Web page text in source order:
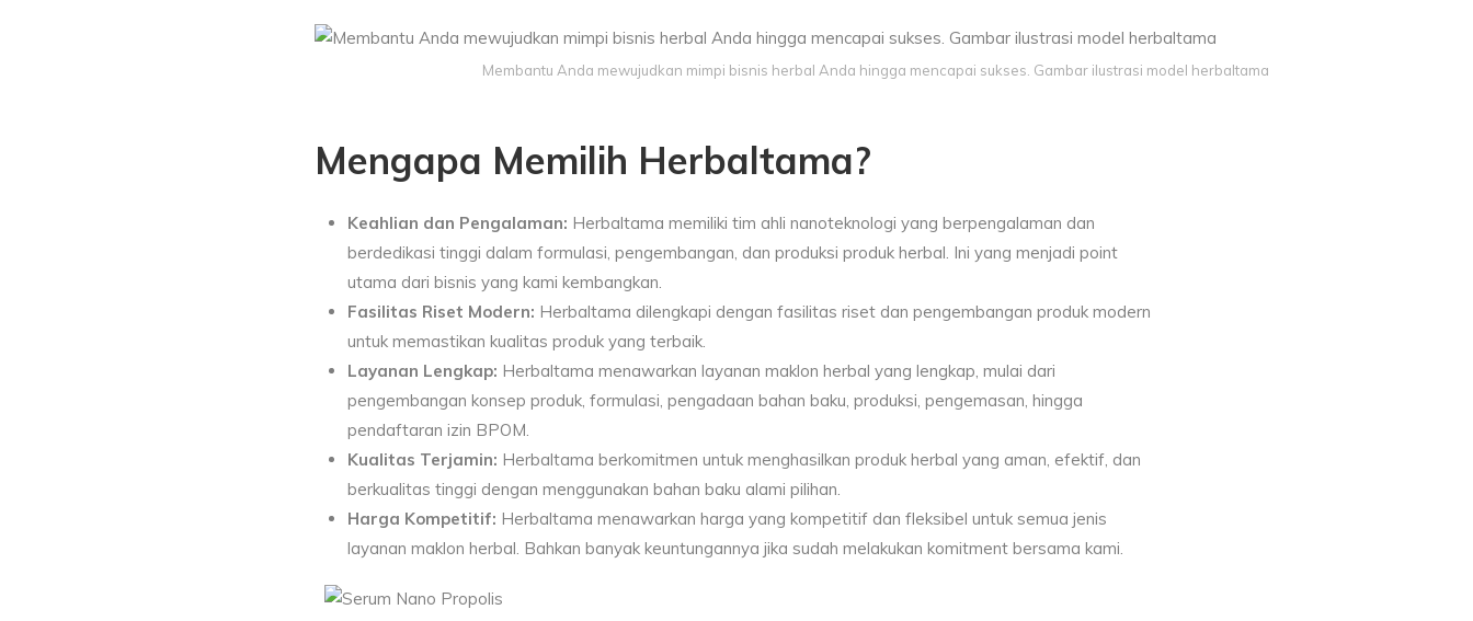
Membantu Anda mewujudkan mimpi bisnis herbal Anda hingga mencapai sukses. Gambar ilustrasi model herbaltama
Mengapa Memilih Herbaltama?
Keahlian dan Pengalaman: Herbaltama memiliki tim ahli nanoteknologi yang berpengalaman dan
berdedikasi tinggi dalam formulasi, pengembangan, dan produksi produk herbal. Ini yang menjadi point
utama dari bisnis yang kami kembangkan.
Fasilitas Riset Modern: Herbaltama dilengkapi dengan fasilitas riset dan pengembangan produk modern
untuk memastikan kualitas produk yang terbaik.
Layanan Lengkap: Herbaltama menawarkan layanan maklon herbal yang lengkap, mulai dari
pengembangan konsep produk, formulasi, pengadaan bahan baku, produksi, pengemasan, hingga
pendaftaran izin BPOM.
Kualitas Terjamin: Herbaltama berkomitmen untuk menghasilkan produk herbal yang aman, efektif, dan
berkualitas tinggi dengan menggunakan bahan baku alami pilihan.
Harga Kompetitif: Herbaltama menawarkan harga yang kompetitif dan fleksibel untuk semua jenis
layanan maklon herbal. Bahkan banyak keuntungannya jika sudah melakukan komitment bersama kami.